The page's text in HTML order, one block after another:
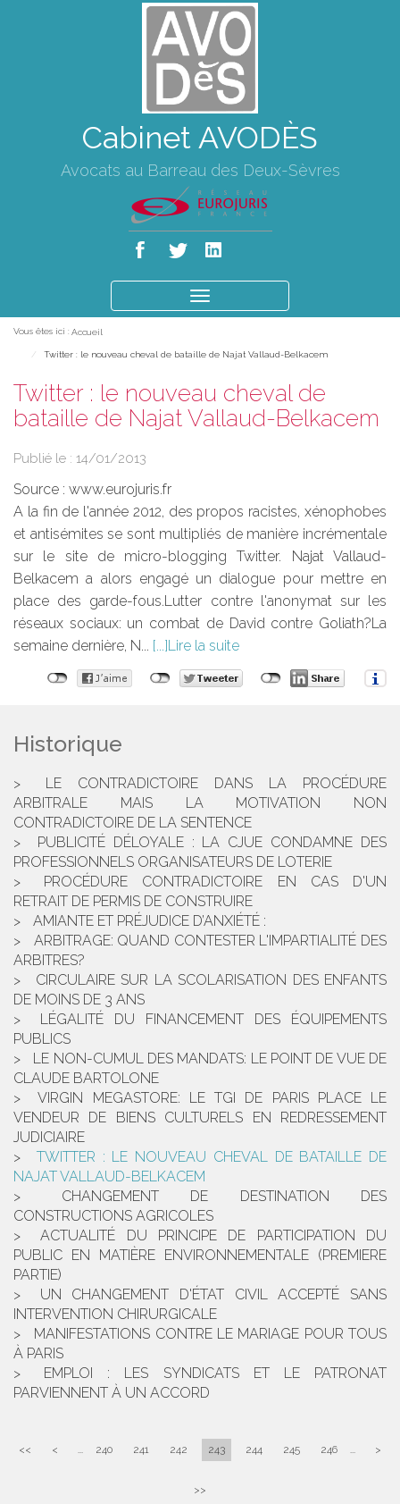
Cabinet AVODÈS
Avocats au Barreau des Deux-Sèvres
le
Vous êtes ici : Accueil
Twitter : le nouveau cheval de bataille de Najat Vallaud-Belkacem
Twitter : le nouveau cheval de
bataille de Najat Vallaud-Belkacem
Publié le : 14/01/2013
Source : www.eurojuris.fr
A la fin de l'année 2012, des propos racistes, xénophobes
et antisémites se sont multipliés de manière incrémentale
sur le site de micro-blogging Twitter. Najat Vallaud-
Belkacem a alors engagé un dialogue pour mettre en
place des garde-fous.Lutter contre l'anonymat sur les
réseaux sociaux: un combat de David contre Goliath?La
semaine dernière, N...
Lire la suite
Historique
LE CONTRADICTOIRE DANS LA PROCÉDURE
ARBITRALE MAIS LA MOTIVATION NON
CONTRADICTOIRE DE LA SENTENCE
PUBLICITÉ DÉLOYALE : LA CJUE CONDAMNE DES
PROFESSIONNELS ORGANISATEURS DE LOTERIE
PROCÉDURE CONTRADICTOIRE EN CAS D'UN
RETRAIT DE PERMIS DE CONSTRUIRE
AMIANTE ET PRÉJUDICE D’ANXIÉTÉ :
ARBITRAGE: QUAND CONTESTER L'IMPARTIALITÉ DES
ARBITRES?
CIRCULAIRE SUR LA SCOLARISATION DES ENFANTS
DE MOINS DE 3 ANS
LÉGALITÉ DU FINANCEMENT DES ÉQUIPEMENTS
PUBLICS
LE NON-CUMUL DES MANDATS: LE POINT DE VUE DE
CLAUDE BARTOLONE
VIRGIN MEGASTORE: LE TGI DE PARIS PLACE LE
VENDEUR DE BIENS CULTURELS EN REDRESSEMENT
JUDICIAIRE
TWITTER : LE NOUVEAU CHEVAL DE BATAILLE DE
NAJAT VALLAUD-BELKACEM
CHANGEMENT DE DESTINATION DES
CONSTRUCTIONS AGRICOLES
ACTUALITÉ DU PRINCIPE DE PARTICIPATION DU
PUBLIC EN MATIÈRE ENVIRONNEMENTALE (PREMIERE
PARTIE)
UN CHANGEMENT D'ÉTAT CIVIL ACCEPTÉ SANS
INTERVENTION CHIRURGICALE
MANIFESTATIONS CONTRE LE MARIAGE POUR TOUS
À PARIS
EMPLOI : LES SYNDICATS ET LE PATRONAT
PARVIENNENT À UN ACCORD
<< < ... 240 241 242 243 244 245 246 ... >
>>